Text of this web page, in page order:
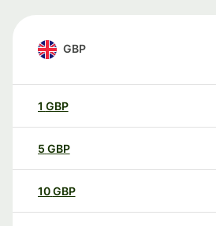
GBP
1 GBP
5 GBP
10GBP